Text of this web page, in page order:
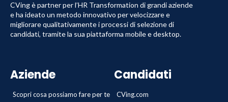
CVing è partner per l’HR Transformation di grandi aziende
e ha ideato un metodo innovativo per velocizzare e
migliorare qualitativamente i processi di selezione di
candidati, tramite la sua piattaforma mobile e desktop.
Aziende
Scopri cosa possiamo fare per te
Candidati
CVing.com